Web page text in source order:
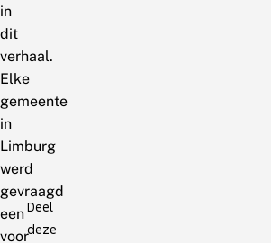
in
dit
verhaal.
Elke
gemeente
in
Limburg
werd
gevraagd
een
voor
Deel
deze